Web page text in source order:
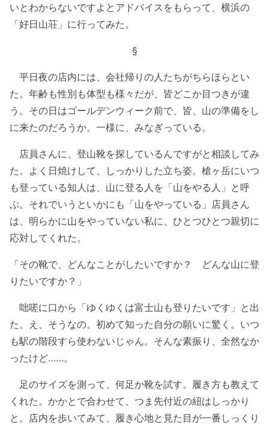
いとわからないですよとアドバイスをもらって、横浜の
「好日山荘」に行ってみた。
§
平日夜の店内には、会社帰りの人たちがちらほらとい
た。年齢も性別も体型も様々だが、皆どこか目つきが違
う。その日はゴールデンウィーク前で、皆、山の準備をし
に来たのだろうか。一様に、みなぎっている。
店員さんに、登山靴を探しているんですがと相談してみ
た。よく日焼けして、しっかりした立ち姿。槍ヶ岳にいつ
も登っている知人は、山に登る人を「山をやる人」と呼
ぶ。それでいうといかにも「山をやっている」店員さん
は、明らかに山をやっていない私に、ひとつひとつ親切に
応対してくれた。
「その靴で、どんなことがしたいですか？ どんな山に登
りたいですか？」
咄嗟に口から「ゆくゆくは富士山も登りたいです」と出
た。え、そうなの。初めて知った自分の願いに驚く。いつ
も駅の階段すら使わないじゃん。そんな素振り、全然なか
ったけど……。
足のサイズを測って、何足か靴を試す。履き方も教えて
くれた。かかとで合わせて、つま先付近の紐はしっかり
と。店内を歩いてみて、履き心地と見た目が一番しっくり